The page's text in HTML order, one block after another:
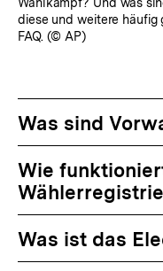
Wahlkampf? Und was
diese und weitere häufig
FAQ. (© AP)
Was sind
Wie
Was ist das